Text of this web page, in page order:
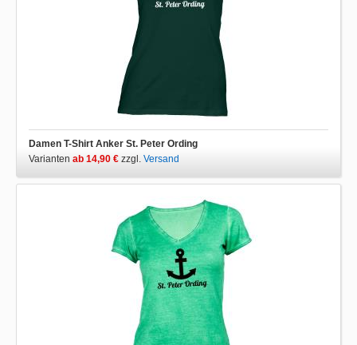
Damen T-Shirt Anker St. Peter Ording
Varianten ab 14,90 € zzgl. Versand